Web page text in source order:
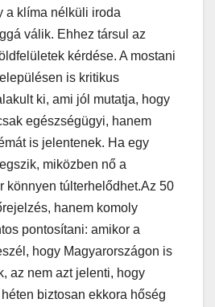
a klíma nélküli iroda
válik. Ehhez társul az
kérdése. A mostani
is kritikus
ki, ami jól mutatja, hogy
egészségügyi, hanem
is jelentenek. Ha egy
miközben nő a
könnyen túlterhelődhet.Az 50
hanem komoly
pontosítani: amikor a
hogy Magyarországon is
az nem azt jelenti, hogy
biztosan ekkora hőség